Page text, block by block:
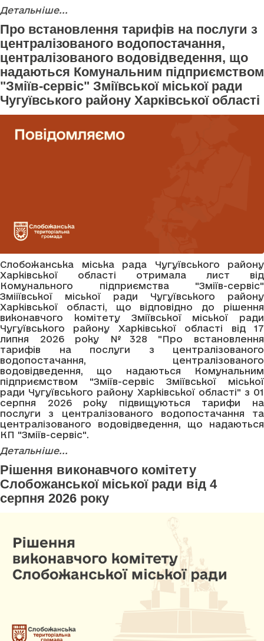
Детальніше...
Про встановлення тарифів на послуги з
централізованого водопостачання,
централізованого водовідведення, що
надаються Комунальним підприємством
"Зміїв-сервіс" Зміївської міської ради
Чугуївського району Харківської області
Слобожанська міська рада Чугуївського району
Харківської області отримала лист від
Комунального підприємства "Зміїв-сервіс"
Змііївської міської ради Чугуївського району
Харківської області, що відповідно до рішення
виконавчого комітету Зміївської міської ради
Чугуївського району Харківської області від 17
липня 2026 року №328 "Про встановлення
тарифів на послуги з централізованого
водопостачання, централізованого
водовідведення, що надаються Комунальним
підприємством "Зміїв-сервіс Зміївської міської
ради Чугуївського району Харківської області" з 01
серпня 2026 року підвищуються тарифи на
послуги з централізованого водопостачання та
централізованого водовідведення, що надаються
КП "Зміїв-сервіс".
Детальніше...
Рішення виконавчого комітету
Слобожанської міської ради від 4
серпня 2026 року